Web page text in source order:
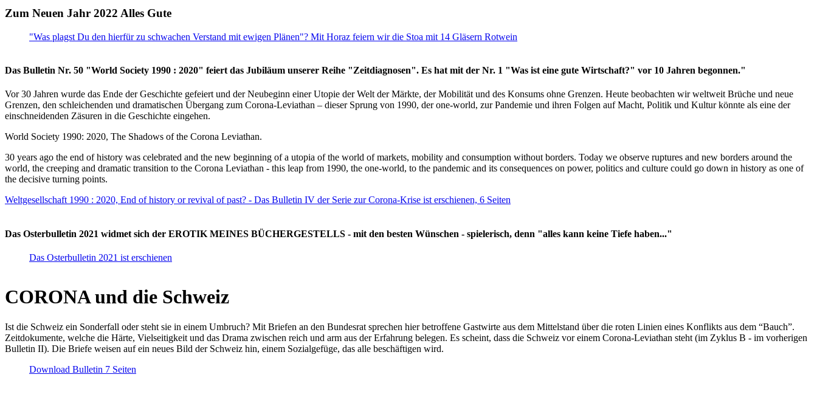
Zum Neuen Jahr 2022 Alles Gute
"Was plagst Du den hierfür zu schwachen Verstand mit ewigen Plänen"? Mit Horaz feiern wir die Stoa mit 14 Gläsern Rotwein
Das Bulletin Nr. 50 "World Society 1990 : 2020" feiert das Jubiläum unserer Reihe "Zeitdiagnosen". Es hat mit der Nr. 1 "Was ist eine gute Wirtschaft?" vor 10 Jahren begonnen."
Vor 30 Jahren wurde das Ende der Geschichte gefeiert und der Neubeginn einer Utopie der Welt der Märkte, der Mobilität und des Konsums ohne Grenzen. Heute beobachten wir weltweit Brüche und neue
Grenzen, den schleichenden und dramatischen Übergang zum Corona-Leviathan – dieser Sprung von 1990, der one-world, zur Pandemie und ihren Folgen auf Macht, Politik und Kultur könnte als eine der
einschneidenden Zäsuren in die Geschichte eingehen.
World Society 1990: 2020, The Shadows of the Corona Leviathan.
30 years ago the end of history was celebrated and the new beginning of a utopia of the world of markets, mobility and consumption without borders. Today we observe ruptures and new borders around the
world, the creeping and dramatic transition to the Corona Leviathan - this leap from 1990, the one-world, to the pandemic and its consequences on power, politics and culture could go down in history as one of
the decisive turning points.
Weltgesellschaft 1990 : 2020, End of history or revival of past? - Das Bulletin IV der Serie zur Corona-Krise ist erschienen, 6 Seiten
Das Osterbulletin 2021 widmet sich der EROTIK MEINES BÜCHERGESTELLS - mit den besten Wünschen - spielerisch, denn "alles kann keine Tiefe haben..."
Das Osterbulletin 2021 ist erschienen
CORONA und die Schweiz
Ist die Schweiz ein Sonderfall oder steht sie in einem Umbruch? Mit Briefen an den Bundesrat sprechen hier betroffene Gastwirte aus dem Mittelstand über die roten Linien eines Konflikts aus dem “Bauch”.
Zeitdokumente, welche die Härte, Vielseitigkeit und das Drama zwischen reich und arm aus der Erfahrung belegen. Es scheint, dass die Schweiz vor einem Corona-Leviathan steht (im Zyklus B - im vorherigen
Bulletin II). Die Briefe weisen auf ein neues Bild der Schweiz hin, einem Sozialgefüge, das alle beschäftigen wird.
Download Bulletin 7 Seiten